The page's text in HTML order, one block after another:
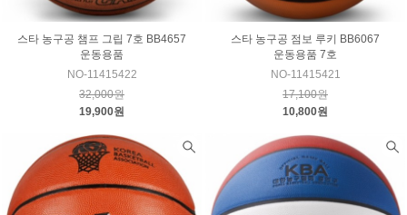
스타 농구공 챔프 그립 7호 BB4657
운동용품
NO-11415422
32,000원
19,900원
스타 농구공 점보 루키 BB6067
운동용품 7호
NO-11415421
17,100원
10,800원